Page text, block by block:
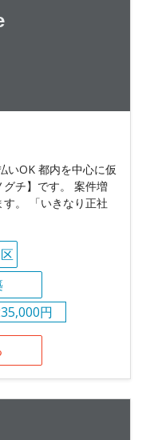
いOK 都内を中心に仮
チ】です。 案件増
。 「いきなり正社
円